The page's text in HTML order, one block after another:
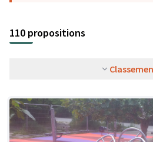
110 propositions